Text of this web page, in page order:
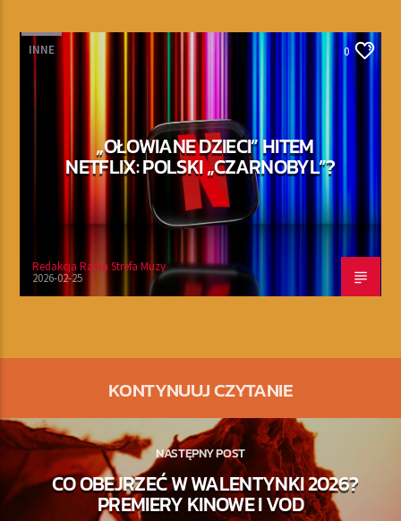
INNE 0
„OŁOWIANE DZIECI” HITEM
NETFLIX: POLSKI „CZARNOBYL”?
Redakcja Radia Strefa Muzy
2026-02-25
KONTYNUUJ CZYTANIE
NASTĘPNY POST
CO OBEJRZEĆ W WALENTYNKI 2026?
PREMIERY KINOWE I VOD